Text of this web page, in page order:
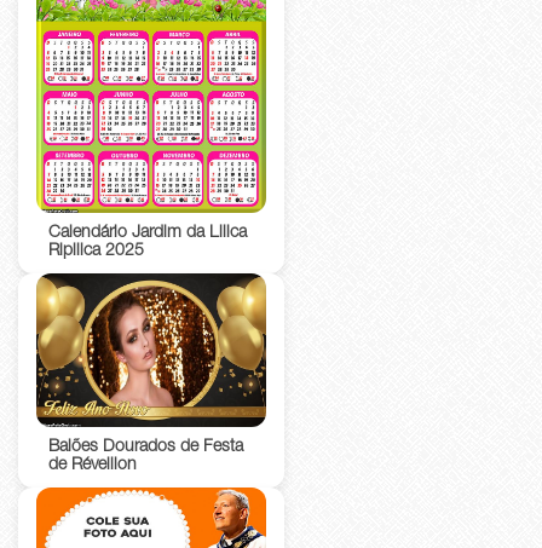
Calendário Jardim da Lilica
Ripilica 2025
Balões Dourados de Festa
de Réveillon